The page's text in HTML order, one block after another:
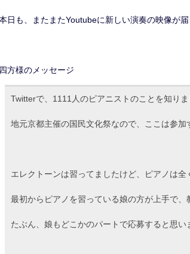
日も、またまたYoutubeに新しい演奏の映像が
四方様のメッセージ
Twitterで、1111人のピアニストのことを知りま
地元京都主催の国民文化祭なので、ここは参加
エレクトーンは習ってましたけど、ピアノは全
最初からピアノを習っている娘の方が上手で、
たぶん、娘もどこかのパートで応募すると思い